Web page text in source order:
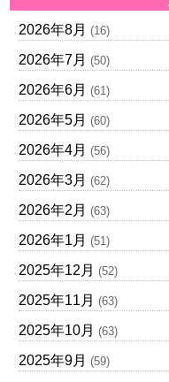
2026年8月 (16)
2026年7月 (50)
2026年6月 (61)
2026年5月 (60)
2026年4月 (56)
2026年3月 (62)
2026年2月 (63)
2026年1月 (51)
2025年12月 (52)
2025年11月 (63)
2025年10月 (63)
2025年9月 (59)